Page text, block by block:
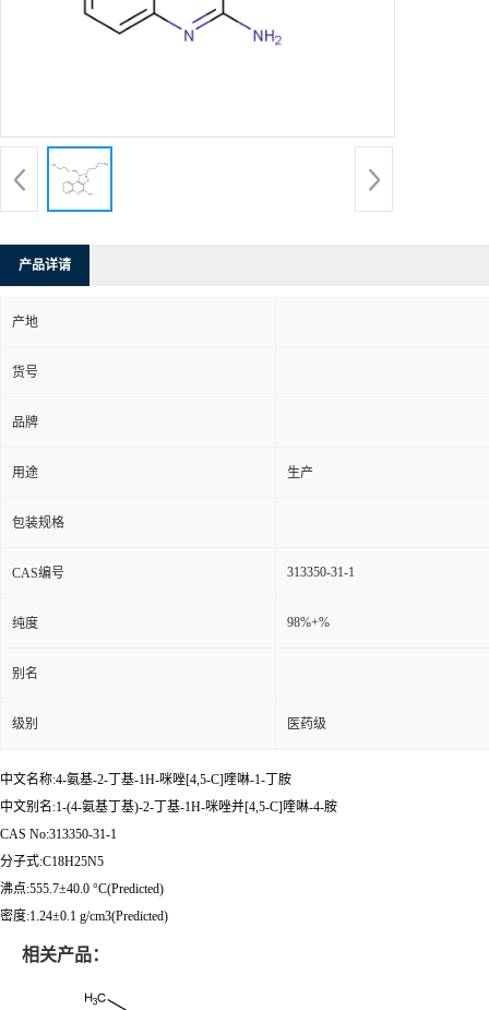
产品详请
产地
货号
品牌
用途 生产
包装规格
CAS编号 313350-31-1
纯度 98%+%
别名
级别 医药级
中文名称:4-氨基-2-丁基-1H-咪唑[4,5-C]喹啉-1-丁胺
中文别名:1-(4-氨基丁基)-2-丁基-1H-咪唑并[4,5-C]喹啉-4-胺
CAS No:313350-31-1
分子式:C18H25N5
沸点:555.7±40.0 °C(Predicted)
密度:1.24±0.1 g/cm3(Predicted)
相关产品：